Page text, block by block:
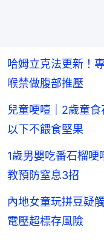
哈姆立克法更新！
喉禁做腹部推壓
兒童哽噎｜2歲童
以下不餵食堅果
1歲男嬰吃番石榴
教預防窒息3招
內地女童玩拼豆疑
電壓超標存風險